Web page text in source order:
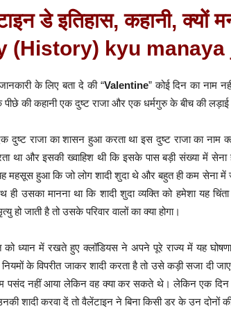
डे इतिहास, कहानी, क्यों
(History) kyu manaya
के लिए बता दे की “Valentine” कोई दिन का नाम
की कहानी एक दुष्ट राजा और एक धर्मगुरु के बीच की लड़ाई
दुष्ट राजा का शासन हुआ करता था इस दुष्ट राजा का नाम
था और इसकी ख्वाहिश थी कि इसके पास बड़ी संख्या में सेना
महसूस हुआ कि जो लोग शादी शुदा थे और बहुत ही कम सेना
ही उसका मानना था कि शादी शुदा व्यक्ति को हमेशा यह
हो जाती है तो उसके परिवार वालों का क्या होगा।
को ध्यान में रखते हुए क्लॉडियस ने अपने पूरे राज्य में यह
के विपरीत जाकर शादी करता है तो उसे कड़ी सजा दी
पसंद नहीं आया लेकिन वह क्या कर सकते थे। लेकिन एक दिन
शादी करवा दें तो वैलेंटाइन ने बिना किसी डर के उन दोनों